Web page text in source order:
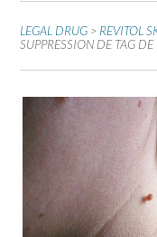
LEGAL DRUG > REVITOL
SUPPRESSION DE TAG